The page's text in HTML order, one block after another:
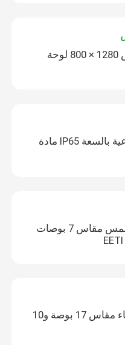
12شاشة لمسة 1 بوصة للجيش 1280 × 800 لوحة
15 بوصة لوحات اللمس الصناعية بالسعة IP65 مادة
شاشة لمس سعوية متعددة اللمس مقاس 7 بوصات
لوحة لمس سعوية مقاومة للماء مقاس 17 بوصة و10